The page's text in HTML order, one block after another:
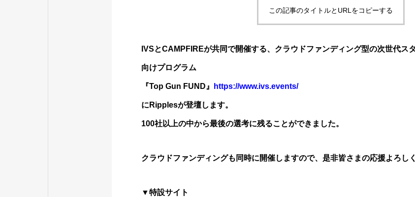
この記事のタイトルとURLをコピーする
IVSとCAMPFIREが共同で開催する、クラウドファンディング型の次世代ス
向けプログラム
『Top Gun FUND』 https://www.ivs.events/
にRipplesが登壇します。
100社以上の中から最後の選考に残ることができました。
クラウドファンディングも同時に開催しますので、是非皆さまの応援よろし
▼特設サイト